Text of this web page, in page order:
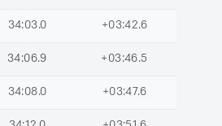
34:03.0 +03:42.6
34:06.9 +03:46.5
34:08.0 +03:47.6